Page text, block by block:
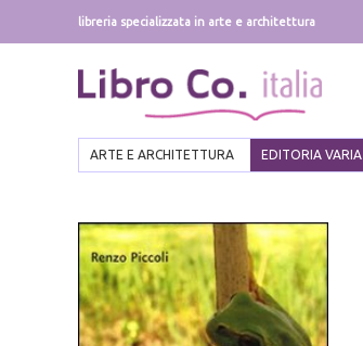
libreria specializzata in arte e architettura
ARTE E ARCHITETTURA EDITORIA VARIA